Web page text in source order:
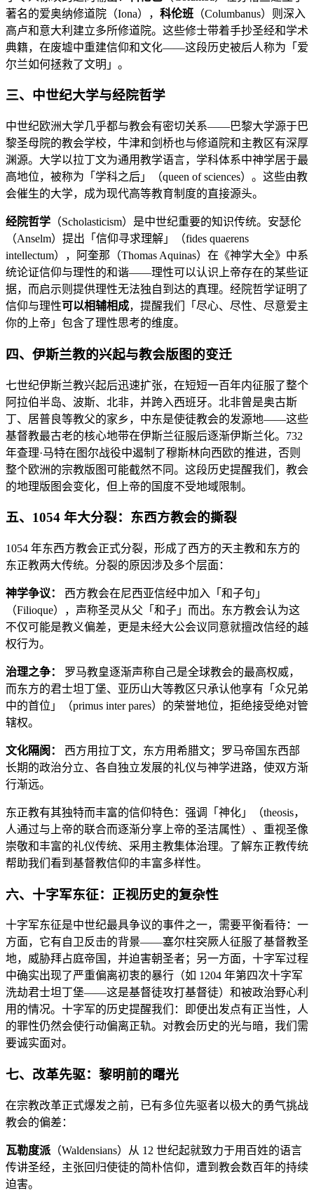
著名的爱奥纳修道院（Iona）， 科伦班 （Columbanus）则深入
高卢和意大利建立多所修道院。这些修士带着手抄圣经和学术
典籍，在废墟中重建信仰和文化——这段历史被后人称为「爱
尔兰如何拯救了文明」。
三、中世纪大学与经院哲学
中世纪欧洲大学几乎都与教会有密切关系——巴黎大学源于巴
黎圣母院的教会学校，牛津和剑桥也与修道院和主教区有深厚
渊源。大学以拉丁文为通用教学语言，学科体系中神学居于最
高地位，被称为「学科之后」（queen of sciences）。这些由教
会催生的大学，成为现代高等教育制度的直接源头。
经院哲学 （Scholasticism）是中世纪重要的知识传统。安瑟伦
（Anselm）提出「信仰寻求理解」（fides quaerens
intellectum），阿奎那（Thomas Aquinas）在《神学大全》中系
统论证信仰与理性的和谐——理性可以认识上帝存在的某些证
据，而启示则提供理性无法独自到达的真理。经院哲学证明了
信仰与理性可以相辅相成，提醒我们「尽心、尽性、尽意爱主
你的上帝」包含了理性思考的维度。
四、伊斯兰教的兴起与教会版图的变迁
七世纪伊斯兰教兴起后迅速扩张，在短短一百年内征服了整个
阿拉伯半岛、波斯、北非，并跨入西班牙。北非曾是奥古斯
丁、居普良等教父的家乡，中东是使徒教会的发源地——这些
基督教最古老的核心地带在伊斯兰征服后逐渐伊斯兰化。732
年查理·马特在图尔战役中遏制了穆斯林向西欧的推进，否则
整个欧洲的宗教版图可能截然不同。这段历史提醒我们，教会
的地理版图会变化，但上帝的国度不受地域限制。
五、1054 年大分裂：东西方教会的撕裂
1054 年东西方教会正式分裂，形成了西方的天主教和东方的
东正教两大传统。分裂的原因涉及多个层面：
神学争议：
西方教会在尼西亚信经中加入「和子句」
（Filioque），声称圣灵从父「和子」而出。东方教会认为这
不仅可能是教义偏差，更是未经大公会议同意就擅改信经的越
权行为。
治理之争：
罗马教皇逐渐声称自己是全球教会的最高权威，
而东方的君士坦丁堡、亚历山大等教区只承认他享有「众兄弟
中的首位」（primus inter pares）的荣誉地位，拒绝接受绝对管
辖权。
文化隔阂：
西方用拉丁文，东方用希腊文；罗马帝国东西部
长期的政治分立、各自独立发展的礼仪与神学进路，使双方渐
行渐远。
东正教有其独特而丰富的信仰特色：强调「神化」（theosis，
人通过与上帝的联合而逐渐分享上帝的圣洁属性）、重视圣像
崇敬和丰富的礼仪传统、采用主教集体治理。了解东正教传统
帮助我们看到基督教信仰的丰富多样性。
六、十字军东征：正视历史的复杂性
十字军东征是中世纪最具争议的事件之一，需要平衡看待：一
方面，它有自卫反击的背景——塞尔柱突厥人征服了基督教圣
地，威胁拜占庭帝国，并迫害朝圣者；另一方面，十字军过程
中确实出现了严重偏离初衷的暴行（如 1204 年第四次十字军
洗劫君士坦丁堡——这是基督徒攻打基督徒）和被政治野心利
用的情况。十字军的历史提醒我们：即便出发点有正当性，人
的罪性仍然会使行动偏离正轨。对教会历史的光与暗，我们需
要诚实面对。
七、改革先驱：黎明前的曙光
在宗教改革正式爆发之前，已有多位先驱者以极大的勇气挑战
教会的偏差：
瓦勒度派 （Waldensians）从 12 世纪起就致力于用百姓的语言
传讲圣经，主张回归使徒的简朴信仰，遭到教会数百年的持续
迫害。